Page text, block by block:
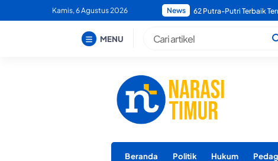
to
Kamis, 6 Agustus 2026 News Bupati Morotai Minta
MENU
Beranda Politik Hukum